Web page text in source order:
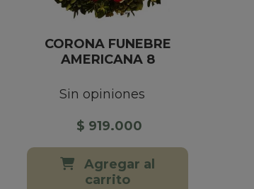
CORONA FUNEBRE
AMERICANA 8
Sin opiniones
$ 919.000
Agregar al
carrito